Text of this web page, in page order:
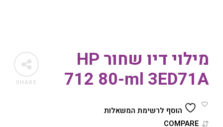
SHARE
מילוי דיו שחור HP
712 80-ml 3ED71A
הוסף לרשימת המשאלות
COMPARE